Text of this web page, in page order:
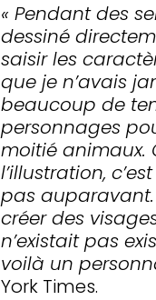
« Pendant des
dessiné
saisir les
que je n’avais
beaucoup de
personnages
moitié animaux.
l’illustration,
pas auparavant.
créer des
n’existait pas
voilà un
York Times.